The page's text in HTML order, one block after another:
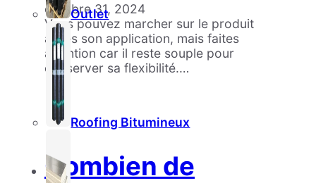
Outlet
Roofing Bitumineux
octobre 31, 2024
Vous pouvez marcher sur le produit
après son application, mais faites
attention car il reste souple pour
conserver sa flexibilité.…
Combien de